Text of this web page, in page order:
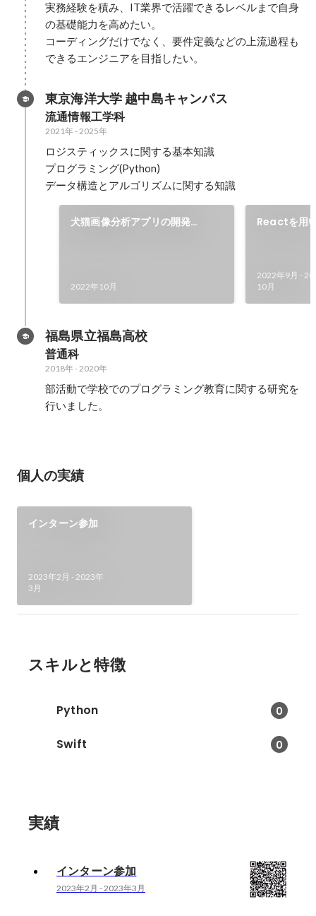
実務経験を積み、IT業界で活躍できるレベルまで自身
の基礎能力を高めたい。
コーディングだけでなく、要件定義などの上流過程も
できるエンジニアを目指したい。
東京海洋大学 越中島キャンパス
流通情報工学科
2021年-2025年
ロジスティックスに関する基本知識
プログラミング(Python)
犬猫画像分析アプリの開発
2022年10月
Reactを用
2022年9月 -
10月
福島県立福島高校
普通科
2018年-2020年
部活動で学校でのプログラミング教育に関する研究を
行いました。
個人の実績
インターン参加
2023年2月 -2023年
3月
スキルと特徴
Python 0
Swift 0
実績
インターン参加
2023年2月 -2023年3月